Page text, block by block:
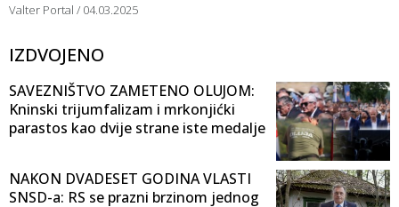
Valter Portal 04.03.2025
IZDVOJENO
SAVEZNIŠTVO ZAMETENO OLUJOM:
Kninski trijumfalizam i mrkonjićki
parastos kao dvije strane iste medalje
NAKON DVADESET GODINA VLASTI
SNSD-a: RS se prazni brzinom jednog